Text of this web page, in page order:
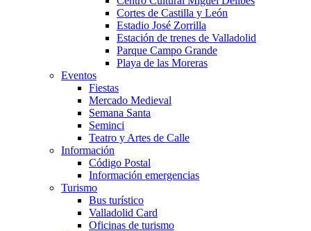
Cortes de Castilla y León
Estadio José Zorrilla
Estación de trenes de Valladolid
Parque Campo Grande
Playa de las Moreras
Eventos
Fiestas
Mercado Medieval
Semana Santa
Seminci
Teatro y Artes de Calle
Información
Código Postal
Información emergencias
Turismo
Bus turístico
Valladolid Card
Oficinas de turismo